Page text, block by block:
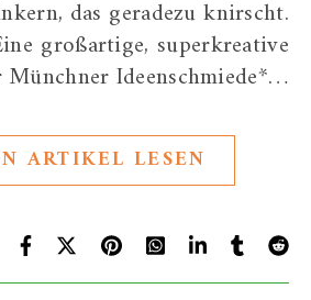
das geradezu knirscht.
großartige, superkreative
Ideenschmiede*…
ARTIKEL LESEN